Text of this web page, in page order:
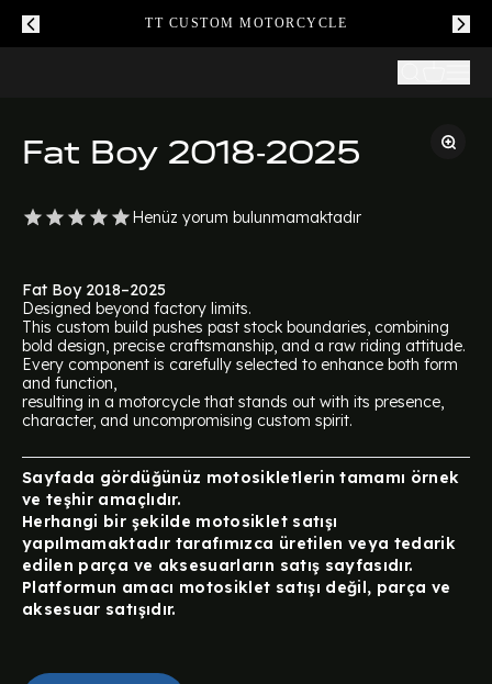
TT CUSTOM MOTORCYCLE
Fat Boy 2018-2025
Henüz yorum bulunmamaktadır
Fat Boy 2018–2025
Designed beyond factory limits.
This custom build pushes past stock boundaries, combining
bold design, precise craftsmanship, and a raw riding attitude.
Every component is carefully selected to enhance both form
and function,
resulting in a motorcycle that stands out with its presence,
character, and uncompromising custom spirit.
Sayfada gördüğünüz motosikletlerin tamamı örnek
ve teşhir amaçlıdır.
Herhangi bir şekilde motosiklet satışı
yapılmamaktadır tarafımızca üretilen veya tedarik
edilen parça ve aksesuarların satış sayfasıdır.
Platformun amacı motosiklet satışı değil, parça ve
aksesuar satışıdır.